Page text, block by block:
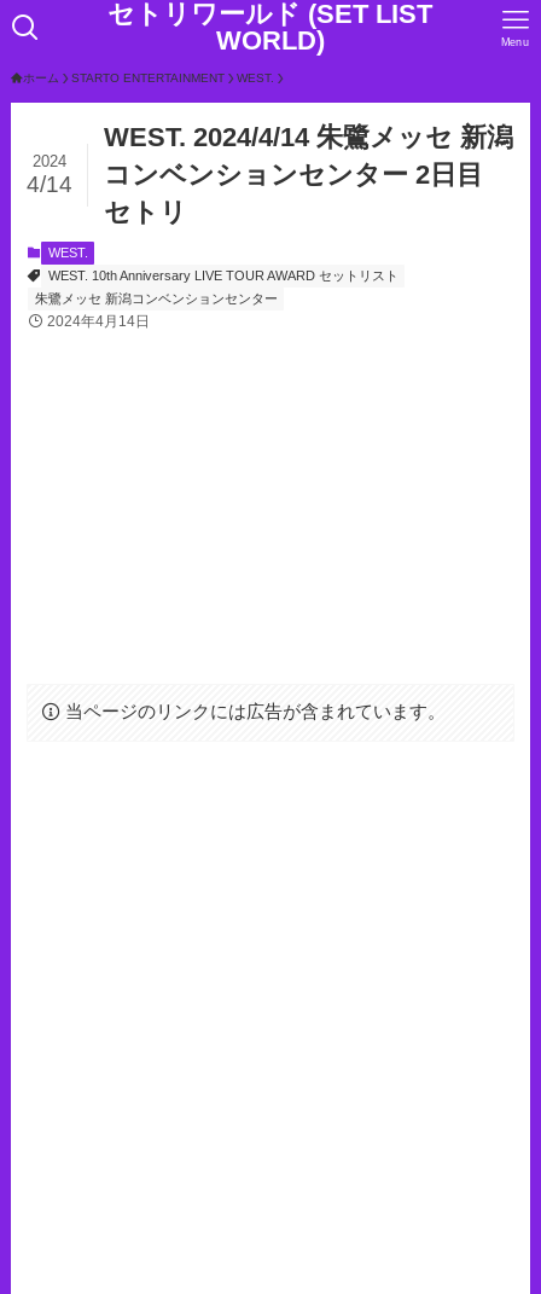
セトリワールド (SET LIST
WORLD)
Menu
ホーム STARTO ENTERTAINMENT WEST.
WEST. 2024/4/14 朱鷺メッセ 新潟
コンベンションセンター 2日目
セトリ
2024
4/14
WEST.
WEST. 10th Anniversary LIVE TOUR AWARD セットリスト
朱鷺メッセ 新潟コンベンションセンター
2024年4月14日
当ページのリンクには広告が含まれています。